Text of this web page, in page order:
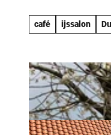
café ijssalon